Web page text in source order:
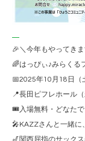
🎉＼今年もやってき
🌈はっぴぃ♪みらくる
📅2025年10月18日（
📍長田ピフレホール
🎟️入場無料・どなたで
🎤KAZZさんと一緒に